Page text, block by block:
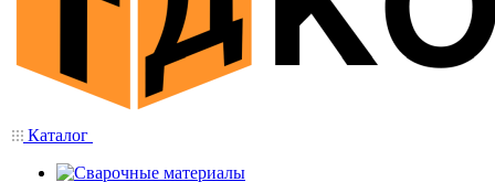
Каталог